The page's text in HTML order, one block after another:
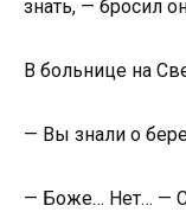
знать, — бросил
В больнице на
— Вы знали о
— Боже… Нет… —